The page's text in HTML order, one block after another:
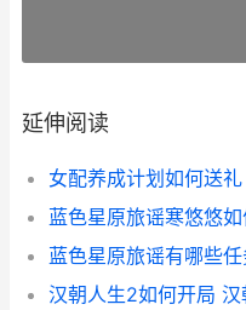
延伸阅读
女配养成计划如何送
蓝色星原旅谣寒悠悠
蓝色星原旅谣有哪些
汉朝人生2如何开局